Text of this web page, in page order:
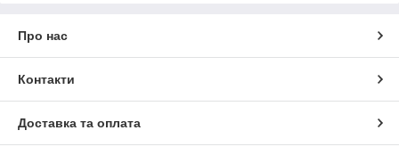
Про нас
Контакти
Доставка та оплата